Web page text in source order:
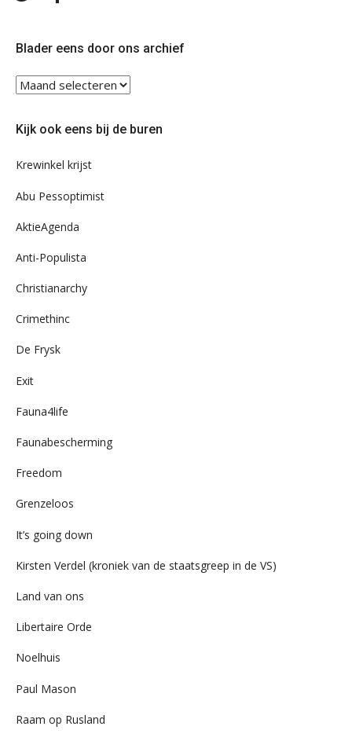
Blader eens door ons archief
Blader
ons
Kijk ook eens bij de buren
Krewinkel krijst
Abu Pessoptimist
AktieAgenda
Anti-Populista
Christianarchy
Crimethinc
De Frysk
Exit
Fauna4life
Faunabescherming
Freedom
Grenzeloos
It’s going down
Kirsten Verdel (kroniek van de staatsgreep in de VS)
Land van ons
Libertaire Orde
Noelhuis
Paul Mason
Raam op Rusland